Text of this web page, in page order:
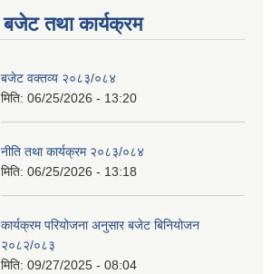
बजेट तथा कार्यक्रम
बजेट वक्तव्य २०८३/०८४
मिति: 06/25/2026 - 13:20
नीति तथा कार्यक्रम २०८३/०८४
मिति: 06/25/2026 - 13:18
कार्यक्रम परियोजना अनुसार बजेट बिनियोजन
२०८२/०८३
मिति: 09/27/2025 - 08:04